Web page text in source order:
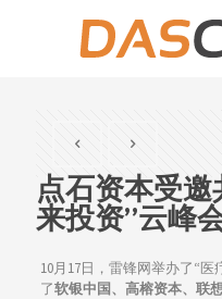
点石资本受邀
来投资”云峰
10月17日，雷锋网举办了“
了软银中国、高榕资本、联